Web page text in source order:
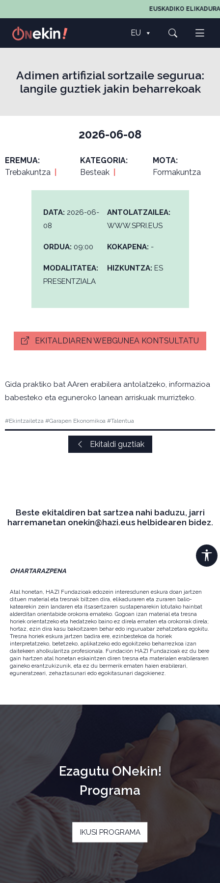
EUSKADIKO
EU
Adimen artifizial sortzaile segurua:
langile guztiek jakin beharrekoak
2026-06-08
EREMUA:
Trebakuntza
KATEGORIA:
Besteak
MOTA:
Formakuntza
DATA: 2026-06-
08
ORDUA: 09:00
MODALITATEA:
PRESENTZIALA
ANTOLATZAILEA:
WWW.SPRI.EUS
KOKAPENA: -
HIZKUNTZA: ES
EKITALDIAREN WEBGUNEA KONTSULTATU
Gida praktiko bat AAren erabilera antolatzeko, informazioa
babesteko eta eguneroko lanean arriskuak murrizteko.
#Ekintzailetza #Garapen Ekonomikoa #Talentua
Ekitaldi guztiak
Beste ekitaldiren bat sartzea nahi baduzu, jarri
harremanetan onekin@hazi.eus helbidearen bidez.
OHARTARAZPENA
Atal honetan, HAZI Fundazioak edozein interesdunen eskura doan jartzen
dituen material eta tresnak biltzen dira, elikaduraren eta zuraren balio-
katearekin zein landaren eta itsasertzaren sustapenarekin lotutako hainbat
alderditan orientabide orokorra emateko. Gogoan izan material eta tresna
horiek orientatzeko eta hedatzeko baino ez direla ematen eta orokorrak direla;
hortaz, ezin dira kasu bakoitzaren behar edo inguruabar zehatzetara egokitu.
Tresna horiek eskura jartzen badira ere, ezinbestekoa da horiek
interpretatzeko, betetzeko, aplikatzeko edo egokitzeko beharrezkoa izan
daitekeen aholkularitza profesionala. Fundación HAZI Fundazioak ez du bere
gain hartzen atal honetan eskaintzen diren tresna eta materialen erabileraren
gaineko erantzukizunik, eta ez du bermerik ematen haien erabilerari,
eguneratzeari, zehaztasunari edo egokitasunari dagokienez.
Ezagutu ONekin!
Programa
IKUSI PROGRAMA